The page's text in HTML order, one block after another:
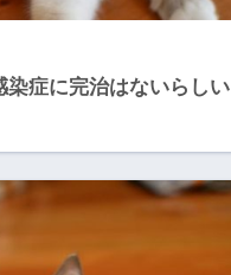
症に完治はないらしい